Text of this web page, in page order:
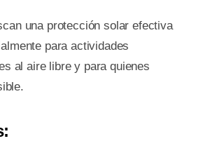
una protección solar efectiva
para actividades
al aire libre y para quienes